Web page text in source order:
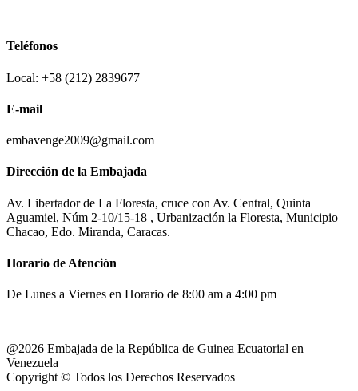
Teléfonos
Local: +58 (212) 2839677
E-mail
embavenge2009@gmail.com
Dirección de la Embajada
Av. Libertador de La Floresta, cruce con Av. Central, Quinta
Aguamiel, Núm 2-10/15-18 , Urbanización la Floresta, Municipio
Chacao, Edo. Miranda, Caracas.
Horario de Atención
De Lunes a Viernes en Horario de 8:00 am a 4:00 pm
@2026 Embajada de la República de Guinea Ecuatorial en
Venezuela
Copyright © Todos los Derechos Reservados